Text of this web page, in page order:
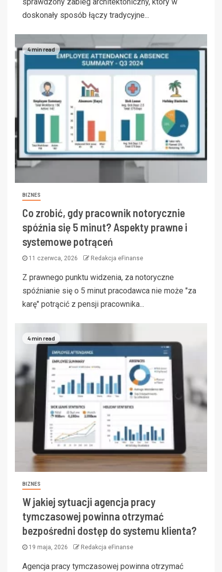
doskonały sposób łączy tradycyjne...
4 min read
BIZNES
Co zrobić, gdy pracownik notorycznie
spóźnia się 5 minut? Aspekty prawne i
systemowe potrąceń
11 czerwca, 2026 Redakcja eFinanse
Z prawnego punktu widzenia, za notoryczne
spóźnianie się o 5 minut pracodawca nie może "za
karę" potrącić z pensji pracownika...
4 min read
BIZNES
W jakiej sytuacji agencja pracy
tymczasowej powinna otrzymać
bezpośredni dostęp do systemu klienta?
19 maja, 2026 Redakcja eFinanse
Agencja pracy tymczasowej powinna otrzymać